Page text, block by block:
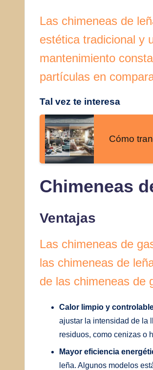
Las chimeneas de
estética tradicional y
mantenimiento
partículas en
Tal vez te interesa
Cómo
Chimeneas
Ventajas
Las chimeneas de
las chimeneas de
de las chimeneas de
Calor limpio y
ajustar la intensidad de la
residuos, como cenizas o
Mayor eficiencia
leña. Algunos modelos